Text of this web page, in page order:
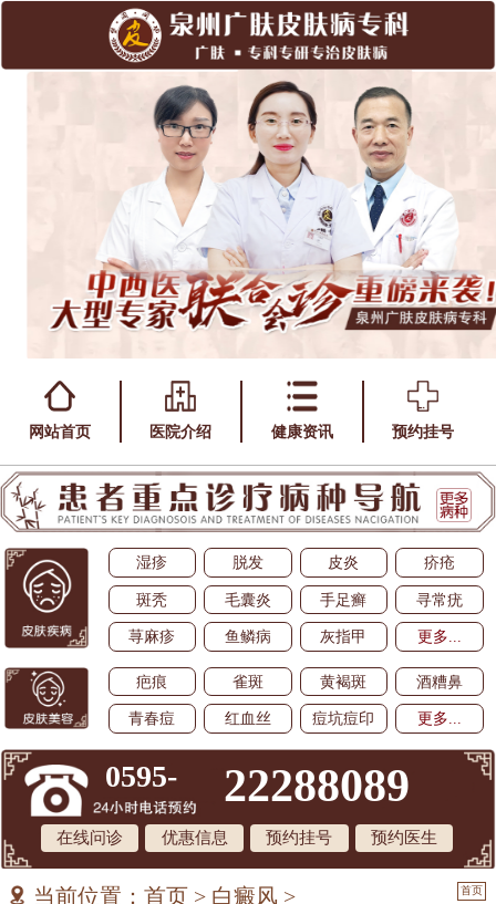
网站首页 医院介绍 健康资讯 预约挂号
湿疹 脱发 皮炎 疥疮
斑秃 毛囊炎 手足癣 寻常疣
荨麻疹 鱼鳞病 灰指甲 更多...
疤痕 雀斑 黄褐斑 酒糟鼻
青春痘 红血丝 痘坑痘印 更多...
0595- 22288089
在线问诊 优惠信息 预约挂号 预约医生
当前位置： 首页> 白癜风 > 首页